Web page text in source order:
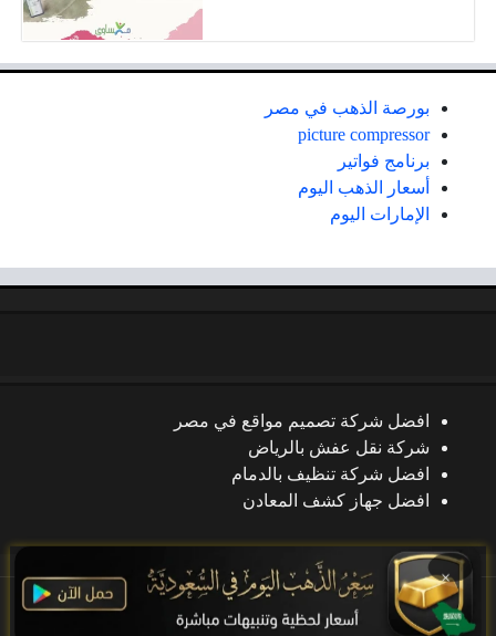
بورصة الذهب في مصر
picture compressor
برنامج فواتير
أسعار الذهب اليوم
الإمارات اليوم
افضل شركة تصميم مواقع في مصر
شركة نقل عفش بالرياض
افضل شركة تنظيف بالدمام
افضل جهاز كشف المعادن
×